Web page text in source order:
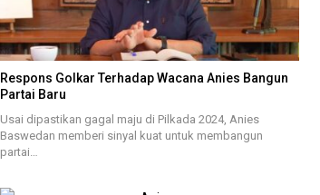
Respons Golkar Terhadap Wacana Anies Bangun
Partai Baru
Usai dipastikan gagal maju di Pilkada 2024, Anies
Baswedan memberi sinyal kuat untuk membangun
partai…